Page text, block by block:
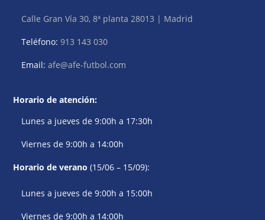
Calle Gran Vía 30, 8ª planta 28013 | Madrid
Teléfono:913 143 030
Email:afe@afe-futbol.com
Horario de atención:
Lunes a jueves de 9:00h a 17:30h
Viernes de 9:00h a 14:00h
Horario de verano (15/06 – 15/09):
Lunes a jueves de 9:00h a 15:00h
Viernes de 9:00h a 14:00h